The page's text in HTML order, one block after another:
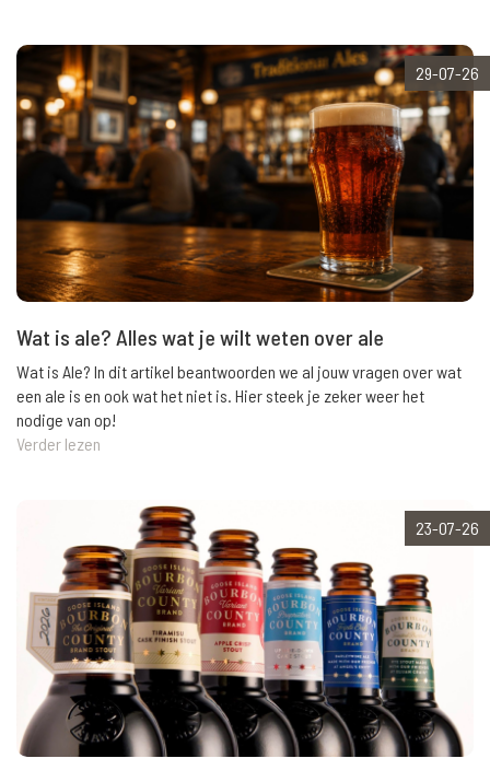
29-07-26
Wat is ale? Alles wat je wilt weten over ale
Wat is Ale? In dit artikel beantwoorden we al jouw vragen over wat
een ale is en ook wat het niet is. Hier steek je zeker weer het
nodige van op!
Verder lezen
23-07-26